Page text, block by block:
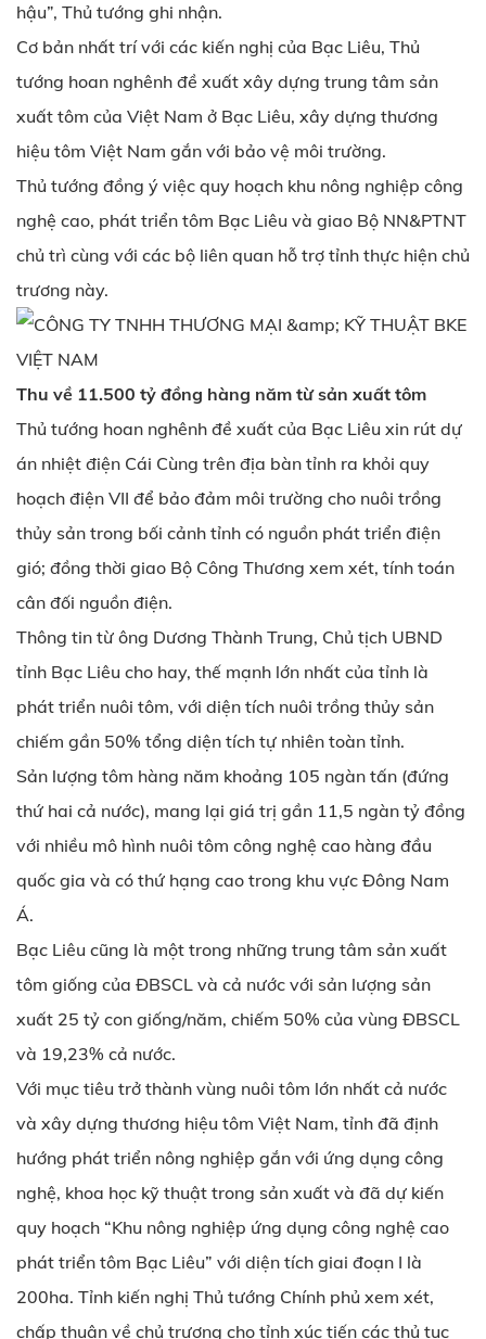
hậu”, Thủ tướng ghi nhận.
Cơ bản nhất trí với các kiến nghị của Bạc Liêu, Thủ
tướng hoan nghênh đề xuất xây dựng trung tâm sản
xuất tôm của Việt Nam ở Bạc Liêu, xây dựng thương
hiệu tôm Việt Nam gắn với bảo vệ môi trường.
Thủ tướng đồng ý việc quy hoạch khu nông nghiệp công
nghệ cao, phát triển tôm Bạc Liêu và giao Bộ NN&PTNT
chủ trì cùng với các bộ liên quan hỗ trợ tỉnh thực hiện chủ
trương này.
Thu về 11.500 tỷ đồng hàng năm từ sản xuất tôm
Thủ tướng hoan nghênh đề xuất của Bạc Liêu xin rút dự
án nhiệt điện Cái Cùng trên địa bàn tỉnh ra khỏi quy
hoạch điện VII để bảo đảm môi trường cho nuôi trồng
thủy sản trong bối cảnh tỉnh có nguồn phát triển điện
gió; đồng thời giao Bộ Công Thương xem xét, tính toán
cân đối nguồn điện.
Thông tin từ ông Dương Thành Trung, Chủ tịch UBND
tỉnh Bạc Liêu cho hay, thế mạnh lớn nhất của tỉnh là
phát triển nuôi tôm, với diện tích nuôi trồng thủy sản
chiếm gần 50% tổng diện tích tự nhiên toàn tỉnh.
Sản lượng tôm hàng năm khoảng 105 ngàn tấn (đứng
thứ hai cả nước), mang lại giá trị gần 11,5 ngàn tỷ đồng
với nhiều mô hình nuôi tôm công nghệ cao hàng đầu
quốc gia và có thứ hạng cao trong khu vực Đông Nam
Á.
Bạc Liêu cũng là một trong những trung tâm sản xuất
tôm giống của ĐBSCL và cả nước với sản lượng sản
xuất 25 tỷ con giống/năm, chiếm 50% của vùng ĐBSCL
và 19,23% cả nước.
Với mục tiêu trở thành vùng nuôi tôm lớn nhất cả nước
và xây dựng thương hiệu tôm Việt Nam, tỉnh đã định
hướng phát triển nông nghiệp gắn với ứng dụng công
nghệ, khoa học kỹ thuật trong sản xuất và đã dự kiến
quy hoạch “Khu nông nghiệp ứng dụng công nghệ cao
phát triển tôm Bạc Liêu” với diện tích giai đoạn I là
200ha. Tỉnh kiến nghị Thủ tướng Chính phủ xem xét,
chấp thuận về chủ trương cho tỉnh xúc tiến các thủ tục